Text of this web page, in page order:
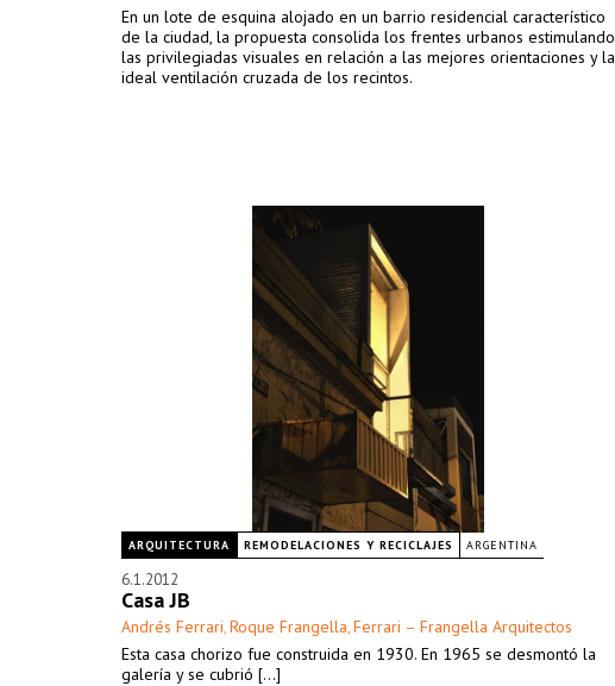
En un lote de esquina alojado en un barrio residencial característico
de la ciudad, la propuesta consolida los frentes urbanos estimulando
las privilegiadas visuales en relación a las mejores orientaciones y la
ideal ventilación cruzada de los recintos.
ARQUITECTURA REMODELACIONES Y RECICLAJES ARGENTINA
6.1.2012
Casa JB
Andrés Ferrari, Roque Frangella, Ferrari – Frangella Arquitectos
Esta casa chorizo fue construida en 1930. En 1965 se desmontó la
galería y se cubrió [...]